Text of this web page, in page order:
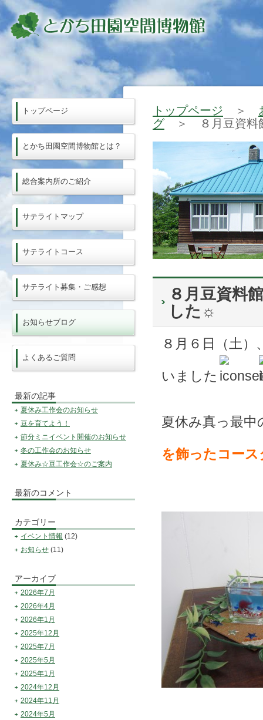
トップページ ＞
グ＞ ８月豆資料館
８月豆資料
した☼
８月６日（土
いました
夏休み真っ最中
を飾ったコース
トップページ
とかち田園空間博物館とは？
総合案内所のご紹介
サテライトマップ
サテライトコース
サテライト募集・ご感想
お知らせブログ
よくあるご質問
最新の記事
夏休み工作会のお知らせ
豆を育てよう！
節分ミニイベント開催のお知らせ
冬の工作会のお知らせ
夏休み☆豆工作会☆のご案内
最新のコメント
カテゴリー
イベント情報 (12)
お知らせ (11)
アーカイブ
2026年7月
2026年4月
2026年1月
2025年12月
2025年7月
2025年5月
2025年1月
2024年12月
2024年11月
2024年5月